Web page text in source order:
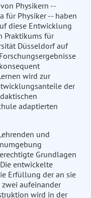
Physikern --
für Physiker -- haben
diese Entwicklung
Praktikums für
Düsseldorf auf
wird zur
der
adaptierten
und
Grundlagen
entwickelte
Erfüllung der an sie
aufeinander
wird in der